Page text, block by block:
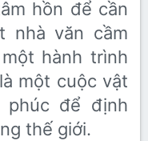
hồn để cần
nhà văn cầm
hành trình
một cuộc vật
phúc để định
thế giới.